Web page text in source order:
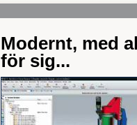
Modernt, med
för sig...